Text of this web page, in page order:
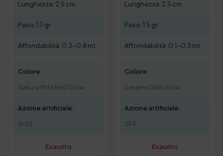
Lunghezza: 2.5 cm
Peso: 1.7 gr
Affondabilità: 0.3-0.8 mt
Colore:
Sakura Mist Red Glow
Azione artificiale:
Sr SS
Esaurito
Lunghezza: 2.5 cm
Peso: 1.5 gr
Affondabilità: 0.1-0.3 mt
Colore:
Sesame Salt Glow
Azione artificiale:
SR F
Esaurito